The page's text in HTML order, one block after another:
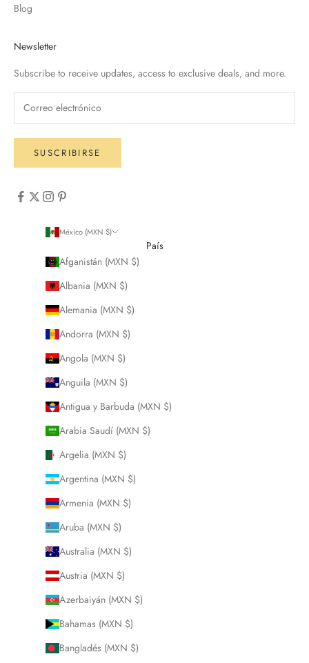
Blog
Newsletter
Subscribe to receive updates, access to exclusive deals, and more.
SUSCRIBIRSE
México (MXN $)
País
Afganistán (MXN $)
Albania (MXN $)
Alemania (MXN $)
Andorra (MXN $)
Angola (MXN $)
Anguila (MXN $)
Antigua y Barbuda (MXN $)
Arabia Saudí (MXN $)
Argelia (MXN $)
Argentina (MXN $)
Armenia (MXN $)
Aruba (MXN $)
Australia (MXN $)
Austria (MXN $)
Azerbaiyán (MXN $)
Bahamas (MXN $)
Bangladés (MXN $)